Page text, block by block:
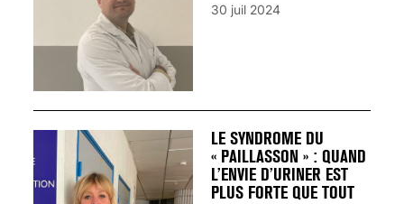
30 juil 2024
LE SYNDROME DU
« PAILLASSON » : QUAND
L’ENVIE D’URINER EST
PLUS FORTE QUE TOUT